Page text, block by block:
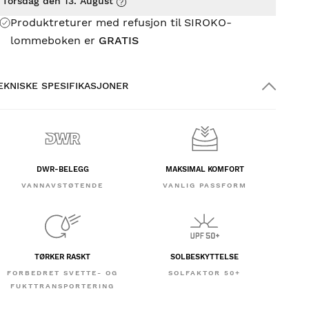
Produktreturer med refusjon til SIROKO-
lommeboken er GRATIS
SPESIFIKASJONER
DWR-BELEGG
VANNAVST​ØTENDE
MAKSIMAL KOMFORT
VANLIG PASSFORM
TØRKER RASKT
FORBEDRET SVETTE- OG
FUKTTRANSPORTERING
SOLBESKYTTELSE
SOLFAKTOR 50+